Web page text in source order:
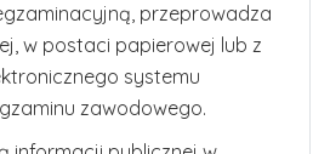
przeprowadza
w postaci papierowej lub z
systemu
zawodowego.